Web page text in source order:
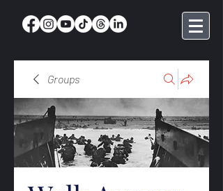
Groups